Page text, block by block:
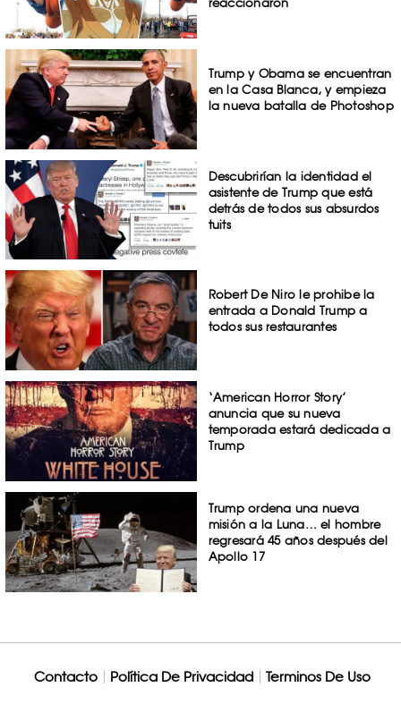
reaccionaron
Trump y Obama se encuentran
en la Casa Blanca, y empieza
la nueva batalla de Photoshop
Descubrirían la identidad el
asistente de Trump que está
detrás de todos sus absurdos
tuits
Robert De Niro le prohibe la
entrada a Donald Trump a
todos sus restaurantes
‘American Horror Story’
anuncia que su nueva
temporada estará dedicada a
Trump
Trump ordena una nueva
misión a la Luna… el hombre
regresará 45 años después del
Apollo 17
Contacto Política De Privacidad Terminos De Uso